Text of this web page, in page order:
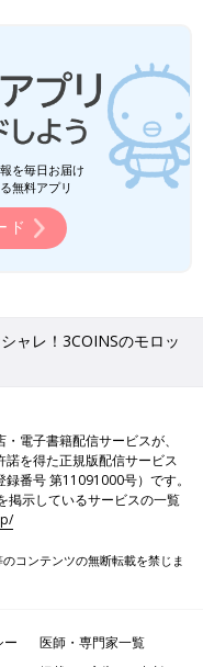
を毎日お届け
無料アプリ
ド
ャレ！3COINSのモロッ
電子書籍配信サービスが、
を得た正規版配信サービス
番号 第11091000号）です。
掲示しているサービスの一覧
コンテンツの無断転載を禁じま
ー
医師・専門家一覧